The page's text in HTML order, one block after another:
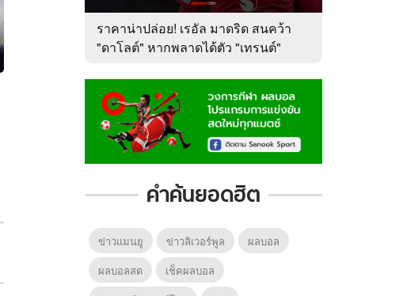
ราคาน่าปล่อย! เรอัล มาดริด สนคว้า
"ดาโลต์" หากพลาดได้ตัว "เทรนต์"
คำค้นยอดฮิต
ข่าวแมนยู ข่าวลิเวอร์พูล
ผลบอล
ผลบอลสด
เช็คผลบอล